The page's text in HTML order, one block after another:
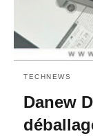
TECHNEWS
Danew